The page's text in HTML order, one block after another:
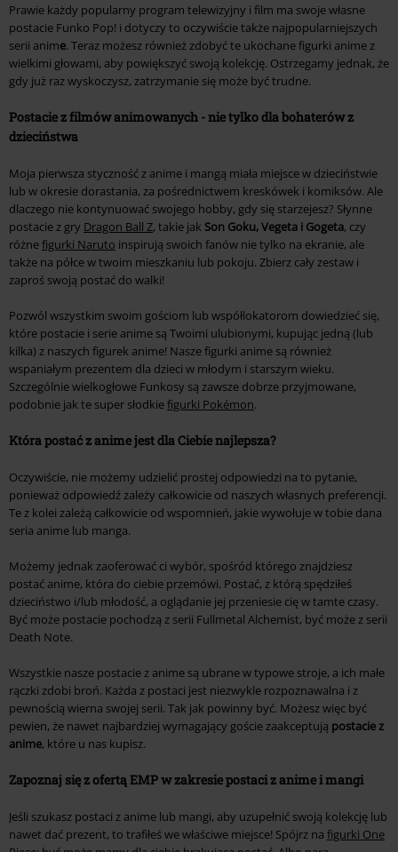
Prawie każdy popularny program telewizyjny i film ma swoje własne
postacie Funko Pop! i dotyczy to oczywiście także najpopularniejszych
serii anime. Teraz możesz również zdobyć te ukochane figurki anime z
wielkimi głowami, aby powiększyć swoją kolekcję. Ostrzegamy jednak, że
gdy już raz wyskoczysz, zatrzymanie się może być trudne.
Postacie z filmów animowanych - nie tylko dla bohaterów z
dzieciństwa
Moja pierwsza styczność z anime i mangą miała miejsce w dzieciństwie
lub w okresie dorastania, za pośrednictwem kreskówek i komiksów. Ale
dlaczego nie kontynuować swojego hobby, gdy się starzejesz? Słynne
postacie z gry Dragon Ball Z, takie jak Son Goku, Vegeta i Gogeta, czy
różnefigurki Naruto inspirują swoich fanów nie tylko na ekranie, ale
także na półce w twoim mieszkaniu lub pokoju. Zbierz cały zestaw i
zaproś swoją postać do walki!
Pozwól wszystkim swoim gościom lub współlokatorom dowiedzieć się,
które postacie i serie anime są Twoimi ulubionymi, kupując jedną (lub
kilka) z naszych figurek anime! Nasze figurki anime są również
wspaniałym prezentem dla dzieci w młodym i starszym wieku.
Szczególnie wielkogłowe Funkosy są zawsze dobrze przyjmowane,
podobnie jak te super słodkiefigurki Pokémon.
Która postać z anime jest dla Ciebie najlepsza?
Oczywiście, nie możemy udzielić prostej odpowiedzi na to pytanie,
ponieważ odpowiedź zależy całkowicie od naszych własnych preferencji.
Te z kolei zależą całkowicie od wspomnień, jakie wywołuje w tobie dana
seria anime lub manga.
Możemy jednak zaoferować ci wybór, spośród którego znajdziesz
postać anime, która do ciebie przemówi. Postać, z którą spędziłeś
dzieciństwo i/lub młodość, a oglądanie jej przeniesie cię w tamte czasy.
Być może postacie pochodzą z serii Fullmetal Alchemist, być może z serii
Death Note.
Wszystkie nasze postacie z anime są ubrane w typowe stroje, a ich małe
rączki zdobi broń. Każda z postaci jest niezwykle rozpoznawalna i z
pewnością wierna swojej serii. Tak jak powinny być. Możesz więc być
pewien, że nawet najbardziej wymagający goście zaakceptują postacie z
anime, które u nas kupisz.
Zapoznaj się z ofertą EMP w zakresie postaci z anime i mangi
Jeśli szukasz postaci z anime lub mangi, aby uzupełnić swoją kolekcję lub
nawet dać prezent, to trafiłeś we właściwe miejsce! Spójrz na figurki One